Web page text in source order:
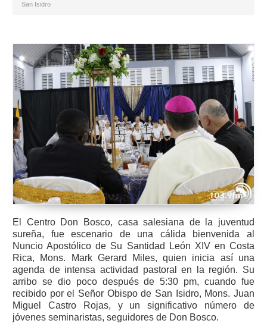
San Isidro
El Centro Don Bosco, casa salesiana de la juventud
sureña, fue escenario de una cálida bienvenida al
Nuncio Apostólico de Su Santidad León XIV en Costa
Rica, Mons. Mark Gerard Miles, quien inicia así una
agenda de intensa actividad pastoral en la región. Su
arribo se dio poco después de 5:30 pm, cuando fue
recibido por el Señor Obispo de San Isidro, Mons. Juan
Miguel Castro Rojas, y un significativo número de
jóvenes seminaristas, seguidores de Don Bosco.